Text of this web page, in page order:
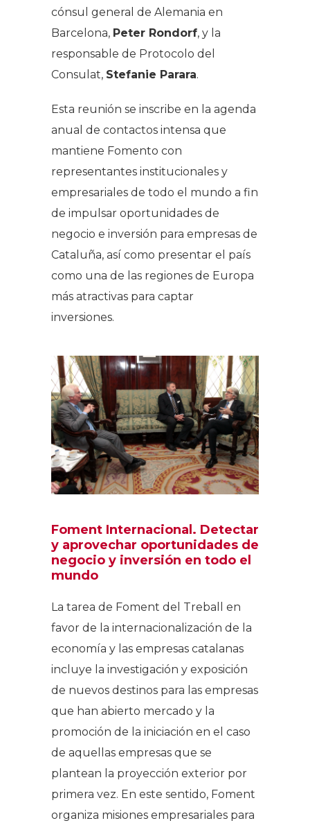
cónsul general de Alemania en
Barcelona, Peter Rondorf, y la
responsable de Protocolo del
Consulat, Stefanie Parara.
Esta reunión se inscribe en la agenda
anual de contactos intensa que
mantiene Fomento con
representantes institucionales y
empresariales de todo el mundo a fin
de impulsar oportunidades de
negocio e inversión para empresas de
Cataluña, así como presentar el país
como una de las regiones de Europa
más atractivas para captar
inversiones.
Foment Internacional. Detectar
y aprovechar oportunidades de
negocio y inversión en todo el
mundo
La tarea de Foment del Treball en
favor de la internacionalización de la
economía y las empresas catalanas
incluye la investigación y exposición
de nuevos destinos para las empresas
que han abierto mercado y la
promoción de la iniciación en el caso
de aquellas empresas que se
plantean la proyección exterior por
primera vez. En este sentido, Foment
organiza misiones empresariales para